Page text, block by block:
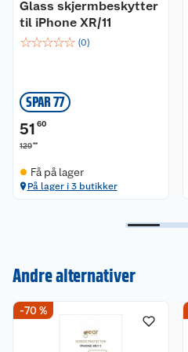
Glass skjermbeskytter
til iPhone XR/11
☆☆☆☆☆ (0)
SPAR 77
51 60
12900
Få på lager
På lager i 3 butikker
Andre alternativer
-70 %
Kontakt oss